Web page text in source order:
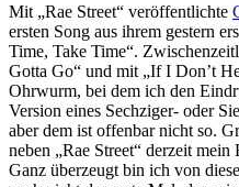
Mit „Rae Street“ veröffentlichte
ersten Song aus ihrem gestern
Time, Take Time“.
Gotta Go“ und mit „If I Don’t
Ohrwurm, bei dem ich den
Version eines Sechziger- oder
aber dem ist offenbar nicht so.
neben „Rae Street“ derzeit
Ganz überzeugt bin ich von